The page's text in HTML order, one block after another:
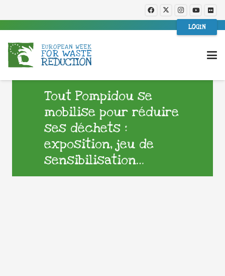
LOGIN
Tout Pompidou se
mobilise pour réduire
ses déchets :
exposition, jeu de
sensibilisation…